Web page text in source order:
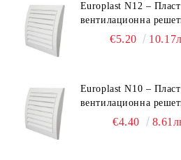
Europlast N12 –
вентилационна
190x190 mm
€5.20
Europlast N10 –
вентилационна
153x148 mm
€4.40